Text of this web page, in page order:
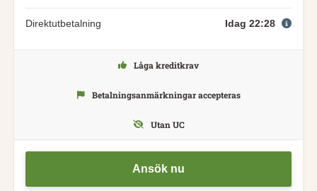
Direktutbetalning Idag 22:28
Ansök nu
Låga kreditkrav
Betalningsanmärkningar accepteras
Utan UC